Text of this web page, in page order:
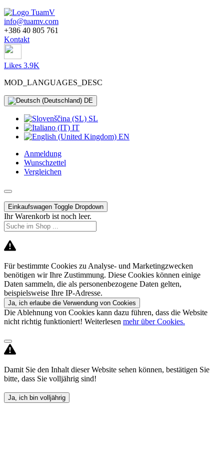
info@tuamv.com
+386 40 805 761
Kontakt
Likes 3.9K
MOD_LANGUAGES_DESC
DE
SL
IT
EN
Anmeldung
Wunschzettel
Vergleichen
Einkaufswagen Toggle Dropdown
Ihr Warenkorb ist noch leer.
Für bestimmte Cookies zu Analyse- und Marketingzwecken
benötigen wir Ihre Zustimmung. Diese Cookies können einige
Daten sammeln, die als personenbezogene Daten gelten,
beispielsweise Ihre IP-Adresse.
Ja, ich erlaube die Verwendung von Cookies
Die Ablehnung von Cookies kann dazu führen, dass die Website
nicht richtig funktioniert! Weiterlesen mehr über Cookies.
Damit Sie den Inhalt dieser Website sehen können, bestätigen Sie
bitte, dass Sie volljährig sind!
Ja, ich bin volljährig